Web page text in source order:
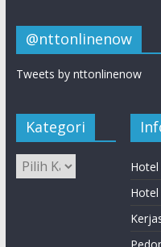
@nttonlinenow
Tweets by nttonlinenow
Kategori
Hotel